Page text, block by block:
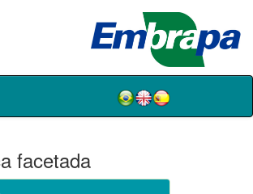
facetada